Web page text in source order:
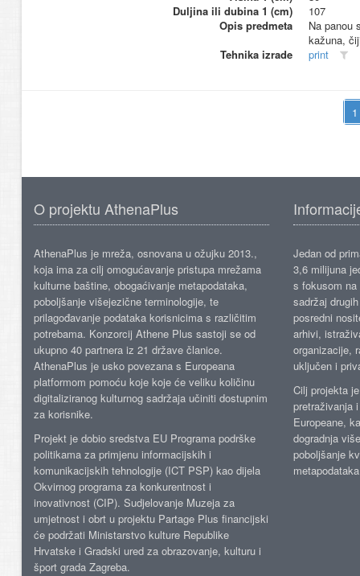
Duljina ili dubina 1 (cm)
107
Opis predmeta
Na panou
kažuna,
Tehnika izrade
print
O projektu AthenaPlus
AthenaPlus je mreža, osnovana u ožujku 2013.,
koja ima za cilj omogućavanje pristupa mrežama
kulturne baštine, obogaćivanje metapodataka,
poboljšanje višejezične terminologije, te
prilagođavanje podataka korisnicima s različitim
potrebama. Konzorcij Athene Plus sastoji se od
ukupno 40 partnera iz 21 države članice.
AthenaPlus je usko povezana s Europeana
platformom pomoću koje koje će veliku količinu
digitaliziranog kulturnog sadržaja učiniti dostupnim
za korisnike.
Projekt je dobio sredstva EU Programa podrške
politikama za primjenu informacijskih i
komunikacijskih tehnologije (ICT PSP) kao dijela
Okvirnog programa za konkurentnost i
inovativnost (CIP). Sudjelovanje Muzeja za
umjetnost i obrt u projektu Partage Plus financijski
će podržati Ministarstvo kulture Republike
Hrvatske i Gradski ured za obrazovanje, kulturu i
šport grada Zagreba.
Jedan od
3,6 milijuna
s fokusom
sadržaj
posredni
arhivi,
organizacije,
uključen i
Cilj projekta
pretraživanja
Europeane,
dogradnja
poboljšanje